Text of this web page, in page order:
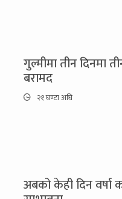
गुल्मीमा तीन दिनमा
बरामद
२१ घण्टा अघि
अबको केही दिन वर्षा